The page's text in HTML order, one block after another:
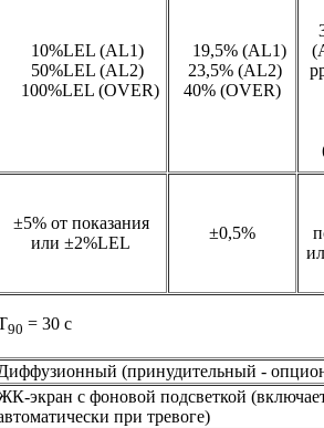
10%LEL (AL1)
50%LEL (AL2)
100%LEL (OVER)
19,5% (AL1)
23,5% (AL2)
40% (OVER)
±5% от показания
или ±2%LEL
±0,5%
90 = 30 с
(принудительный -
экран с фоновой подсветкой
при тревоге)